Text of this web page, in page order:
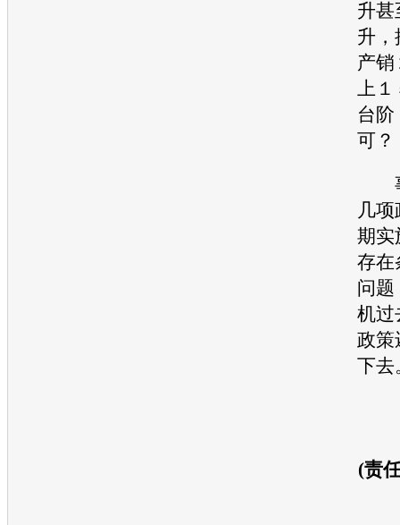
升甚
升，
产销
上１
台
可？
事
几
期实
存在
问题
机过
政策
下去
(责